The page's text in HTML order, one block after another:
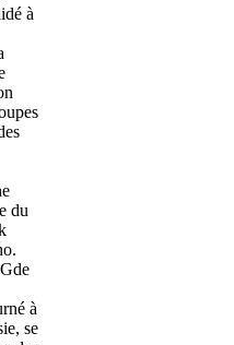
à
du
à
se